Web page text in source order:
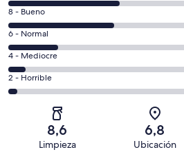
comentarios
de
un
total
de
163
con
puntuación
59
comentarios
de
un
total
de
puntuación
8 - Bueno
27
comentarios
de
un
total
6 - Normal
10
comentarios
de
4 - Mediocre
5
comentarios
2 - Horrible
8,6
Limpieza
6,8
Ubicación